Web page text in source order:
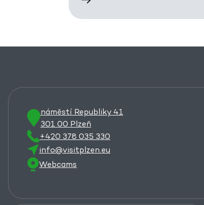
náměstí Republiky 41
301 00 Plzeň
+420 378 035 330
info@visitplzen.eu
Webcams